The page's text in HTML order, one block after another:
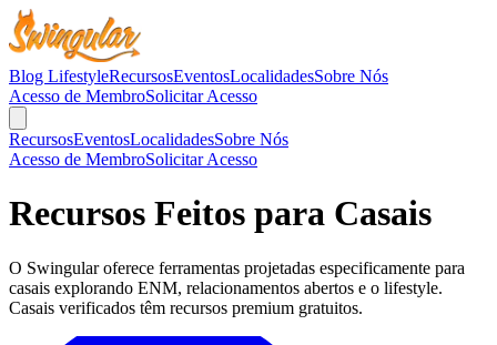
Blog LifestyleRecursosEventosLocalidadesSobre Nós
Acesso de MembroSolicitar Acesso
RecursosEventosLocalidadesSobre Nós
Acesso de MembroSolicitar Acesso
Recursos Feitos para Casais
O Swingular oferece ferramentas projetadas especificamente para
casais explorando ENM, relacionamentos abertos e o lifestyle.
Casais verificados têm recursos premium gratuitos.